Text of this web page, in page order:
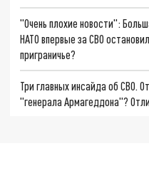
"Очень плохие новости":
НАТО впервые за СВО
приграничье?
Три главных инсайда об СВО.
"генерала Армагеддона"?